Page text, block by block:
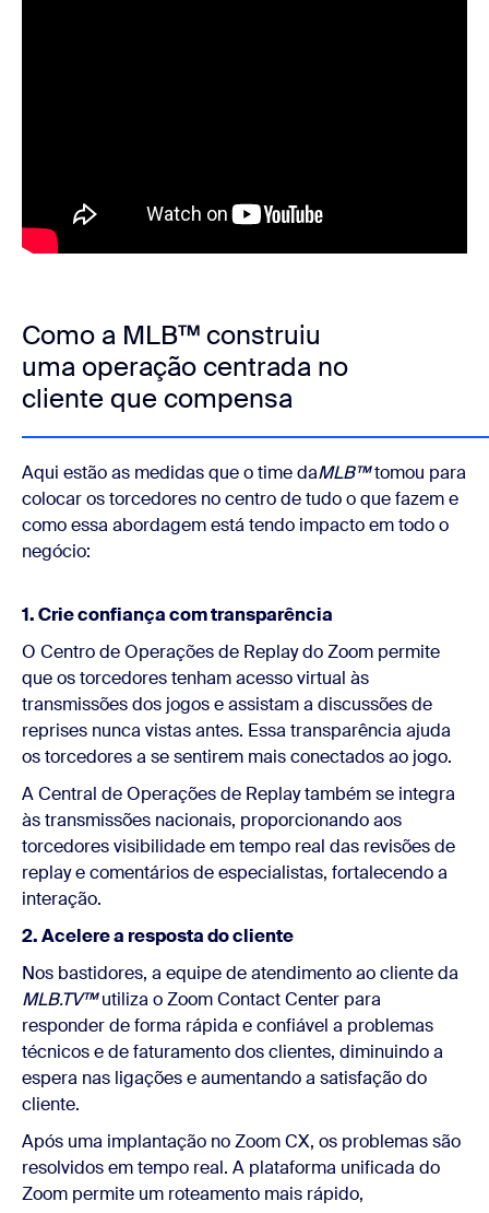
Como a MLB™ construiu
uma operação centrada no
cliente que compensa
Aqui estão as medidas que otime daMLB™tomou para
colocar os torcedores no centro de tudo o que fazem e
como essa abordagem está tendo impacto em todo o
negócio:
1. Crie confiança com transparência
O Centro de Operações de Replay do Zoom permite
que os torcedores tenham acesso virtual às
transmissões dos jogos e assistam a discussões de
reprises nunca vistas antes. Essa transparência ajuda
os torcedores a se sentirem mais conectados ao jogo.
A Central de Operações de Replay também se integra
às transmissões nacionais, proporcionando aos
torcedores visibilidade em tempo real das revisões de
replay e comentários de especialistas, fortalecendo a
interação.
2. Acelere a resposta do cliente
Nos bastidores, a equipe de atendimento ao cliente da
MLB.TV™utiliza o Zoom Contact Center para
responder de forma rápida e confiável a problemas
técnicos e de faturamento dos clientes, diminuindo a
espera nas ligações e aumentando a satisfação do
cliente.
Após uma implantação no Zoom CX, os problemas são
resolvidos em tempo real. A plataforma unificada do
Zoom permite um roteamento mais rápido,